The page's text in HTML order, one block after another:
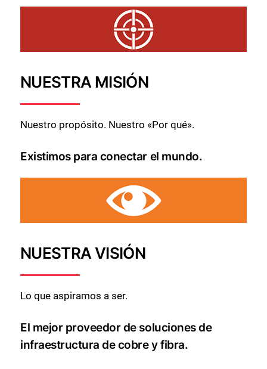
NUESTRA MISIÓN
Nuestro propósito. Nuestro «Por qué».
Existimos para conectar el mundo.
NUESTRA VISIÓN
Lo que aspiramos a ser.
El mejor proveedor de soluciones de
infraestructura de cobre y fibra.